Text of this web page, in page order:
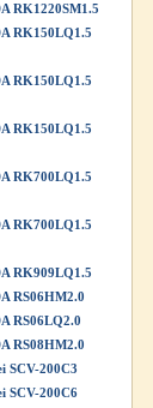
RK1220SM1.5
RK150LQ1.5
RK150LQ1.5
RK150LQ1.5
RK700LQ1.5
RK700LQ1.5
RK909LQ1.5
RS06HM2.0
RS06LQ2.0
RS08HM2.0
SCV-200C3
SCV-200C6